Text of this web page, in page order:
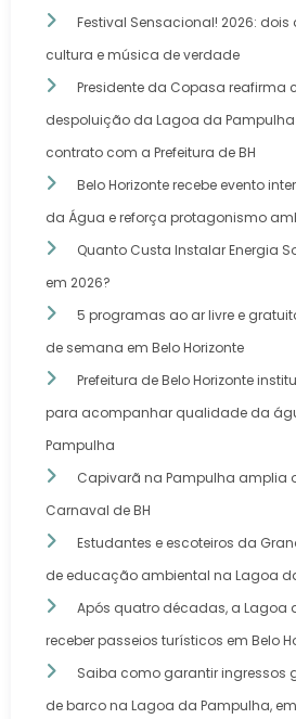
Festival Sensacional! 2026: dois
cultura e música de verdade
Presidente da Copasa reafirma
despoluição da Lagoa da
contrato com a Prefeitura de BH
Belo Horizonte recebe evento
da Água e reforça protagonismo
Quanto Custa Instalar Energia
em 2026?
5 programas ao ar livre e
de semana em Belo Horizonte
Prefeitura de Belo Horizonte
para acompanhar qualidade da
Pampulha
Capivarã na Pampulha amplia
Carnaval de BH
Estudantes e escoteiros da
de educação ambiental na Lagoa
Após quatro décadas, a Lagoa
receber passeios turísticos em Belo
Saiba como garantir ingressos
de barco na Lagoa da Pampulha, em